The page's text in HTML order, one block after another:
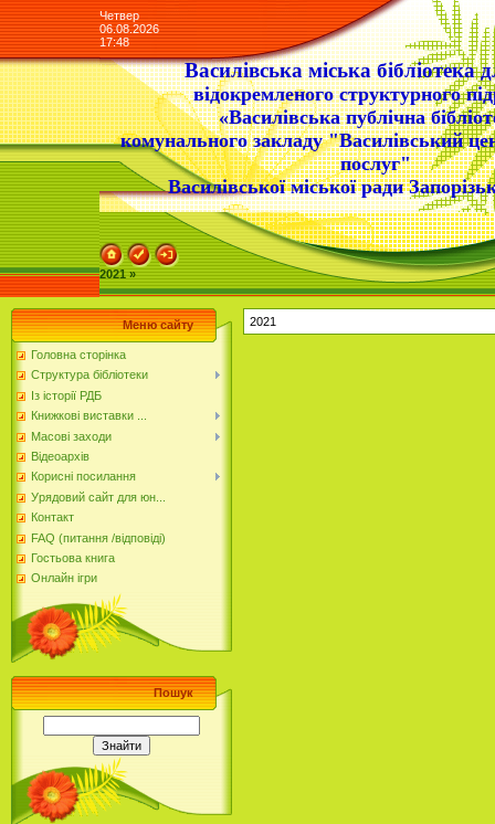
Четвер
06.08.2026
17:48
Василівська міська бібліотека
відокремленого структурного
«Василівська публічна
комунального закладу "Василівський
послуг"
Василівської міської ради
2021 »
Меню сайту
Головна сторінка
Структура бібліотеки
Із історії РДБ
Книжкові виставки ...
Масові заходи
Відеоархів
Корисні посилання
Урядовий сайт для юн...
Контакт
FAQ (питання /відповіді)
Гостьова книга
Онлайн ігри
Пошук
2021